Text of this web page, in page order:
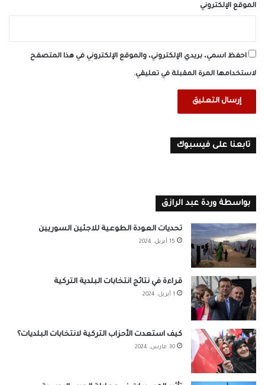
الموقع الإلكتروني
احفظ اسمي، بريدي الإلكتروني، والموقع الإلكتروني في هذا المتصفح
لاستخدامها المرة المقبلة في تعليقي.
تابعنا على فيسبوك
بواسطة وردة عبد الرازق
تحديات العودة الطوعية للاجئين السوريين
15 أبريل، 2024
قراءة في نتائج انتخابات البلدية التركية
1 أبريل، 2024
كيف استعدت الأحزاب التركية لانتخابات البلديات؟
30 مارس، 2024